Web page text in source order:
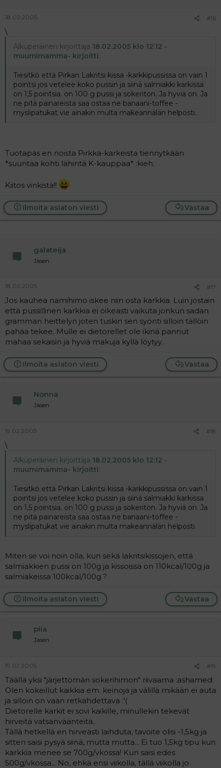
18.02.2005 #16
\
Alkuperäinen kirjoittaja 18.02.2005 klo 12:12 -
muumimamma- kirjoitti:
Tiesitkö että Pirkan Lakritsi kissa -karkkipussissa on vain 1
pointsi jos vetelee koko pussin ja siinä salmiakki karkissa
on 1,5 pointsia. on 100 g pussi ja sokeriton. Ja hyviä on. Ja
ne pitä painareista saa ostaa ne banaani-toffee -
myslipatukat vie ainakin multa makeannälän helposti.
Tuotapas en noista Pirkka-karkeista tiennytkään
*suuntaa kohti lähintä K-kauppaa* :kieh:
Kiitos vinkistä!!
Vastaa
Ilmoita asiaton viesti
galateija
Jäsen
18.02.2005 #17
Jos kauhea namihimo iskee niin osta karkkia. Luin jostain
että pussillinen karkkia ei oikeasti vaikuta jonkun sadan
gramman heittelyn joten tuskin sen syönti silloin tällöin
pahaa tekee. Mulle ei dietorellet ole ikinä pannut
mahaa sekaisin ja hyviä makuja kyllä löytyy..
Vastaa
Ilmoita asiaton viesti
Nonna
Jäsen
19.02.2005 #18
\
Alkuperäinen kirjoittaja 18.02.2005 klo 12:12 -
muumimamma- kirjoitti:
Tiesitkö että Pirkan Lakritsi kissa -karkkipussissa on vain 1
pointsi jos vetelee koko pussin ja siinä salmiakki karkissa
on 1,5 pointsia. on 100 g pussi ja sokeriton. Ja hyviä on. Ja
ne pitä painareista saa ostaa ne banaani-toffee -
myslipatukat vie ainakin multa makeannälän helposti.
Miten se voi noin olla, kun sekä lakritsikissojen, että
salmiakkien pussi on 100g ja kissoissa on 110kcal/100g ja
salmiakeissa 100kcal/100g ?
Vastaa
Ilmoita asiaton viesti
piia
Jäsen
19.02.2005 #19
Täällä yksi "järjettömän sokerihimon" riivaama :ashamed:
Olen kokeillut kaikkia em. keinoja ja välillä mikään ei auta
ja silloin on vaan retkahdettava :'(
Dietorelle karkit ei sovi kaikille, minullekin tekevät
hirveitä vatsanväänteitä..
Tällä hetkellä en hirveästi laihduta, tavoite olisi -1,5kg ja
sitten saisi pysyä siinä, mutta mutta... Ei tuo 1,5kg tipu kun
karkkia menee se 700g/vkossa! Kun saisi edes
500g/vkossa... No, ehkä ensi viikolla, tällä viikolla jo